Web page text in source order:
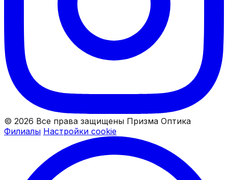
© 2026 Все права защищены Призма Оптика
Филиалы Настройки cookie